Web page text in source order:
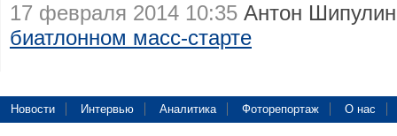
17 февраля 2014 10:35 Антон
биатлонном масс-старте
Новости Интервью Аналитика Фоторепортаж О нас